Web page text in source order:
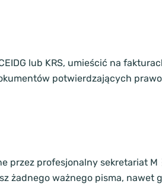
lub KRS, umieścić na
potwierdzających
przez profesjonalny sekretariat
żadnego ważnego pisma, nawet